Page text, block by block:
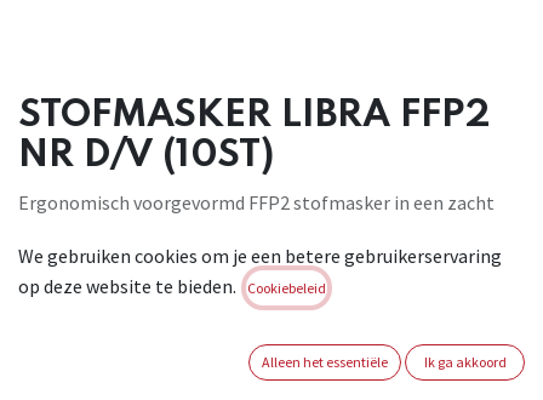
STOFMASKER LIBRA FFP2
NR D/V (10ST)
Ergonomisch voorgevormd FFP2 stofmasker in een zacht
neuskussentje dat de vorm van het gelaat aanneemt. Het
uitademventiel
vochtigheidsgraad in het masker. Ideaal voor volgende
We gebruiken cookies om je een betere gebruikerservaring
op deze website te bieden.
Cookiebeleid
Alleen het essentiële Ik ga akkoord